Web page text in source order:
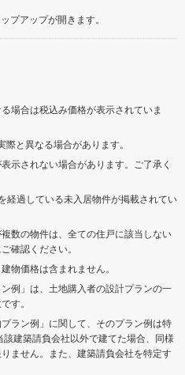
泉南郡熊取町
プアップが開きます。
場合は税込み価格が表示されていま
と異なる場合があります。
示されない場合があります。ご了承く
経過している未入居物件が掲載されてい
数の物件は、全ての住戸に該当しない
確認ください。
物価格は含まれません。
例」は、土地購入者の設計プランの一
す。
ラン例」に関して、そのプラン例は特
建築請負会社以外で建てた場合、同様
ません。また、建築請負会社を特定す